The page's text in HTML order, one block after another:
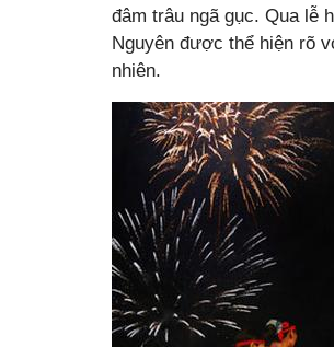
đâm trâu ngã gục. Qua lễ
Nguyên được thể hiện rõ
nhiên.